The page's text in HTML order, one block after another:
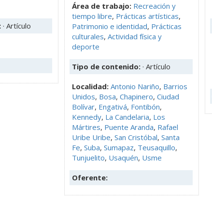
· Artículo
Área de trabajo: Recreación y
tiempo libre, Prácticas artísticas,
Patrimonio e identidad, Prácticas
culturales, Actividad física y
deporte
Tipo de contenido: · Artículo
Localidad: Antonio Nariño, Barrios
Unidos, Bosa, Chapinero, Ciudad
Bolívar, Engativá, Fontibón,
Kennedy, La Candelaria, Los
Mártires, Puente Aranda, Rafael
Uribe Uribe, San Cristóbal, Santa
Fe, Suba, Sumapaz, Teusaquillo,
Tunjuelito, Usaquén, Usme
Oferente: